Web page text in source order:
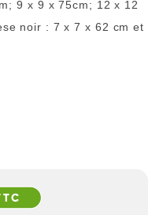
9 x 9 x 75cm; 12 x 12
noir : 7 x 7 x 62 cm et